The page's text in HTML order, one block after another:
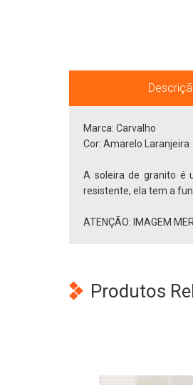
Marca: Carvalho
Cor: Amarelo Laranjeira
A soleira de granito é
resistente, ela tem a
ATENÇÃO: IMAGEM
Produtos